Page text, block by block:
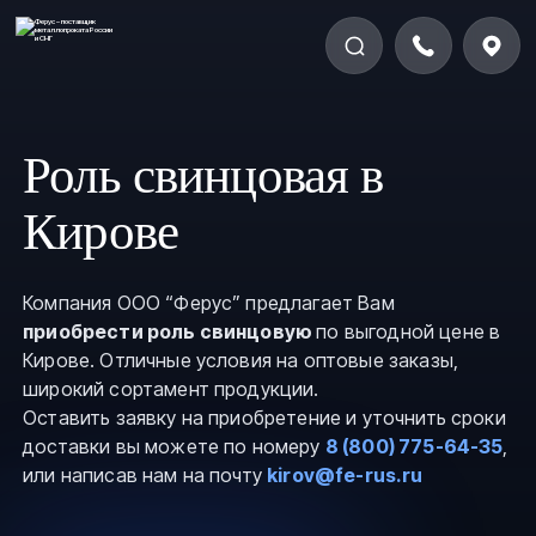
Роль свинцовая в
Кирове
Компания ООО “Ферус” предлагает Вам
приобрести роль свинцовуюпо выгодной цене в
Кирове. Отличные условия на оптовые заказы,
широкий сортамент продукции.
Оставить заявку на приобретение и уточнить сроки
доставки вы можете по номеру 8 (800) 775-64-35,
или написав нам на почту kirov@fe-rus.ru